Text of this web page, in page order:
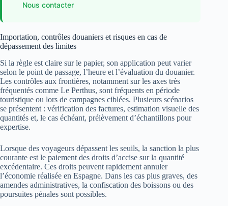
Nous contacter
Importation, contrôles douaniers et risques en cas de
dépassement des limites
Si la règle est claire sur le papier, son application peut varier
selon le point de passage, l’heure et l’évaluation du douanier.
Les contrôles aux frontières, notamment sur les axes très
fréquentés comme Le Perthus, sont fréquents en période
touristique ou lors de campagnes ciblées. Plusieurs scénarios
se présentent : vérification des factures, estimation visuelle des
quantités et, le cas échéant, prélèvement d’échantillons pour
expertise.
Lorsque des voyageurs dépassent les seuils, la sanction la plus
courante est le paiement des droits d’accise sur la quantité
excédentaire. Ces droits peuvent rapidement annuler
l’économie réalisée en Espagne. Dans les cas plus graves, des
amendes administratives, la confiscation des boissons ou des
poursuites pénales sont possibles.